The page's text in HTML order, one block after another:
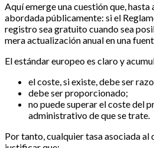
Aquí emerge una cuestión que, hasta
abordada públicamente: si el
registro sea gratuito cuando sea
mera actualización anual en una
El estándar europeo es claro y
el coste, si existe, debe ser
debe ser proporcionado;
no puede superar el coste del
administrativo de que se trate.
Por tanto, cualquier tasa asociada al